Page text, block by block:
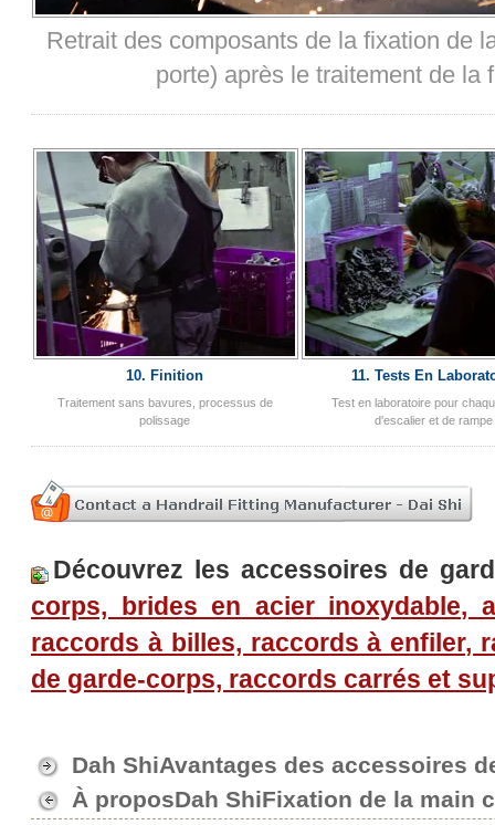
Retrait des composants de la fixation de
porte) après le traitement de la
10. Finition
Traitement sans bavures, processus de
polissage
11. Tests En
Test en laboratoire pour
d'escalier et de rampe
Découvrez les accessoires de
corps, brides en acier inoxydable,
raccords à billes, raccords à enfiler,
de garde-corps, raccords carrés et
Dah ShiAvantages des accessoires
À proposDah ShiFixation de la main